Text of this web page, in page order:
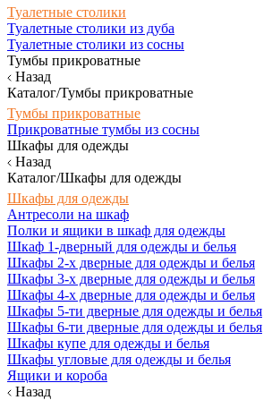
Туалетные столики
Туалетные столики из дуба
Туалетные столики из сосны
Тумбы прикроватные
Назад
Каталог/Тумбы прикроватные
Тумбы прикроватные
Прикроватные тумбы из сосны
Шкафы для одежды
Назад
Каталог/Шкафы для одежды
Шкафы для одежды
Антресоли на шкаф
Полки и ящики в шкаф для одежды
Шкаф 1-дверный для одежды и белья
Шкафы 2-х дверные для одежды и белья
Шкафы 3-х дверные для одежды и белья
Шкафы 4-х дверные для одежды и белья
Шкафы 5-ти дверные для одежды и белья
Шкафы 6-ти дверные для одежды и белья
Шкафы купе для одежды и белья
Шкафы угловые для одежды и белья
Ящики и короба
Назад